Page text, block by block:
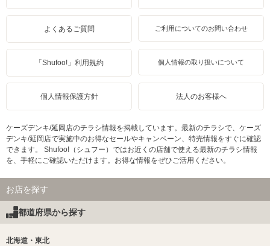
よくあるご質問 ご利用についてのお問い合わせ
「Shufoo!」利用規約 個人情報の取り扱いについて
個人情報保護方針 法人のお客様へ
ケーズデンキ/延岡店のチラシ情報を掲載しています。最新のチラシで、ケーズ
デンキ/延岡店で実施中のお得なセールやキャンペーン、特売情報をすぐに確認
できます。 Shufoo!（シュフー）ではお近くの店舗で使える最新のチラシ情報
を、手軽にご確認いただけます。お得な情報をぜひご活用ください。
お店を探す
都道府県から探す
北海道・東北